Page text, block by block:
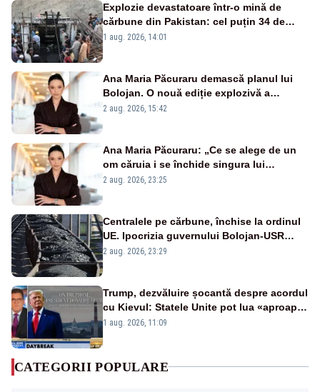
Explozie devastatoare într-o mină de
cărbune din Pakistan: cel puțin 34 de
morți - VIDEO
1 aug. 2026, 14:01
Ana Maria Păcuraru demască planul lui
Bolojan. O nouă ediție explozivă a
emisiunii „Miza Zilei” la Realitatea PLUS
2 aug. 2026, 15:42
Ana Maria Păcuraru: „Ce se alege de un
om căruia i se închide singura lui
portiță?”
2 aug. 2026, 23:25
Centralele pe cărbune, închise la ordinul
UE. Ipocrizia guvernului Bolojan-USR
după starea de alertă
2 aug. 2026, 23:29
Trump, dezvăluire șocantă despre acordul
cu Kievul: Statele Unite pot lua «aproape
tot ce vor» din minele Ucrainei”
1 aug. 2026, 11:09
CATEGORII POPULARE